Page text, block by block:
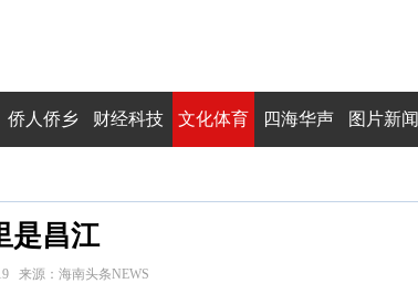
侨人侨乡 财经科技 文化体育 四海华声 图片新闻
是昌江
来源：海南头条NEWS